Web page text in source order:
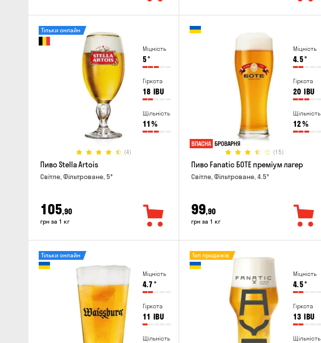
Міцність
5°
Гіркота
18 IBU
Щільність
11 %
(4)
Тільки онлайн
Пиво Stella Artois
Світле, Фільтроване, 5°
105,90
грн за 1 кг
Міцність
4.5°
Гіркота
20 IBU
Щільність
12%
(15)
Пиво Fanatic БОТЕ преміум лагер
Світле, Фільтроване, 4.5°
99,90
грн за 1 кг
Міцність
4.7°
Гіркота
11 IBU
Щільність
Тільки онлайн
Міцність
4.5°
Гіркота
13 IBU
Щільність
Топ продажів